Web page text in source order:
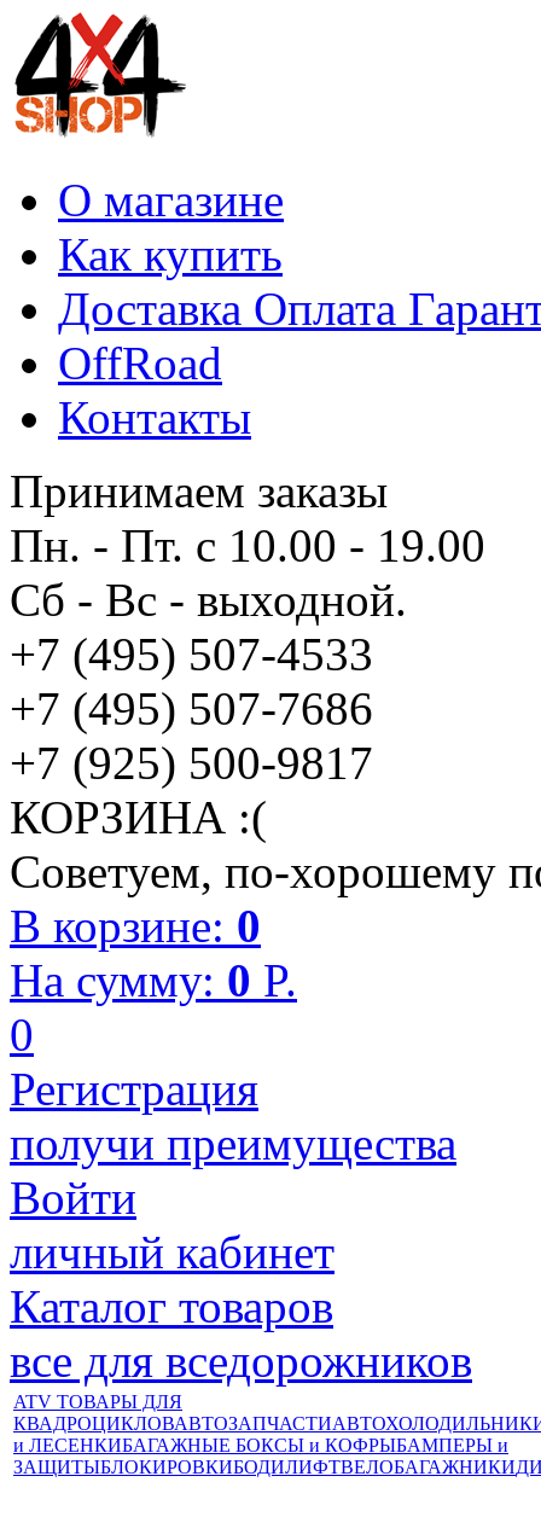
О магазине
Как купить
Доставка Оплата
OffRoad
Контакты
Принимаем заказы
Пн. - Пт. с 10.00 - 19.00
Сб - Вс - выходной.
+7 (495) 507-4533
+7 (495) 507-7686
+7 (925) 500-9817
КОРЗИНА :(
Советуем, по-хорошему
В корзине: 0
На сумму: 0 P.
0
Регистрация
получи преимущества
Войти
личный кабинет
Каталог товаров
все для вседорожников
ATV ТОВАРЫ ДЛЯ
КВАДРОЦИКЛОВАВТОЗАПЧАСТИ
и ЛЕСЕНКИБАГАЖНЫЕ БОКСЫ и КОФРЫБАМПЕРЫ и
ЗАЩИТЫБЛОКИРОВКИБОДИЛИФТВЕЛОБАГАЖНИКИ